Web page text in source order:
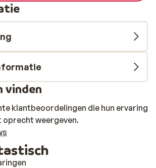
vinden
klantbeoordelingen die hun ervaring
weergeven.